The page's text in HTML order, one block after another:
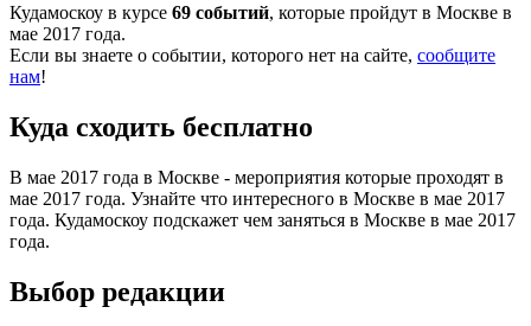
Кудамоскоу в курсе 69 событий, которые пройдут в Москве в
мае 2017 года.
Если вы знаете о событии, которого нет на сайте, сообщите
нам!
Куда сходить бесплатно
В мае 2017 года в Москве - мероприятия которые проходят в
мае 2017 года. Узнайте что интересного в Москве в мае 2017
года. Кудамоскоу подскажет чем заняться в Москве в мае 2017
года.
Выбор редакции